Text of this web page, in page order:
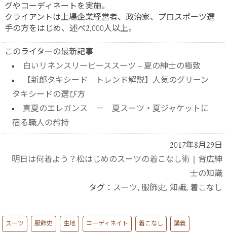
グやコーディネートを実施。
クライアントは上場企業経営者、政治家、プロスポーツ選
手の方をはじめ、述べ2,000人以上。
このライターの最新記事
白いリネンスリーピーススーツ – 夏の紳士の極致
【新郎タキシード トレンド解説】人気のグリーン
タキシードの選び方
真夏のエレガンス － 夏スーツ・夏ジャケットに
宿る職人の矜持
2017年8月29日
明日は何着よう？松はじめのスーツの着こなし術
背広紳
士の知識
タグ： スーツ, 服飾史, 知識, 着こなし
スーツ 服飾史 生地 コーディネイト 着こなし 講義